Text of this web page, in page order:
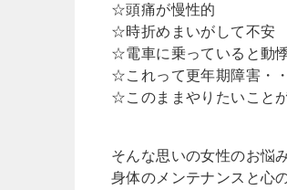
☆頭痛が慢性的
☆時折めまいがして不安
☆電車に乗っていると動
☆これって更年期障害・
☆このままやりたいこと
そんな思いの女性のお悩
身体のメンテナンスと心